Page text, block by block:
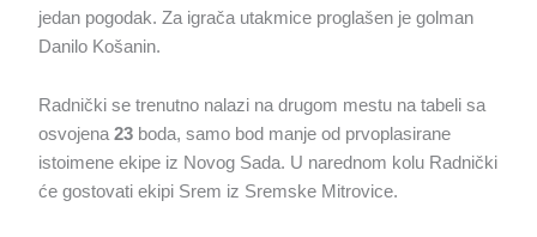
jedan pogodak. Za igrača utakmice proglašen je golman
Danilo Košanin.
Radnički se trenutno nalazi na drugom mestu na tabeli sa
osvojena23 boda, samo bod manje od prvoplasirane
istoimene ekipe iz Novog Sada. U narednom kolu Radnički
će gostovati ekipi Srem iz Sremske Mitrovice.